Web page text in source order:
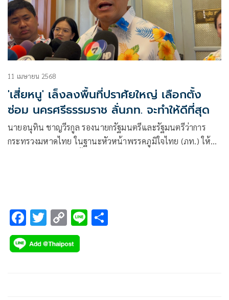
11 เมษายน 2568
'เสี่ยหนู' เล็งลงพื้นที่ปราศัยใหญ่ เลือกตั้ง
ซ่อม นครศรีธรรมราช ลั่นภท. จะทำให้ดีที่สุด
นายอนุทิน ชาญวีรกูล รองนายกรัฐมนตรีและรัฐมนตรีว่าการ
กระทรวงมหาดไทย ในฐานะหัวหน้าพรรคภูมิใจไทย (ภท.) ให้
F
ac
e
T
wi
tt
C
o
p
Li